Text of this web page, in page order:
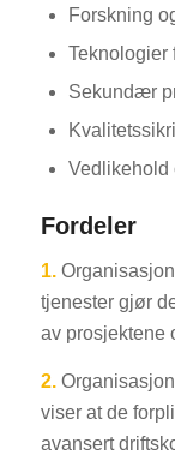
Forskning
Teknologier
Sekundær
Vedlikehold
Fordeler
1.
tjenester gjør
av prosjektene
2.
viser at de
avansert